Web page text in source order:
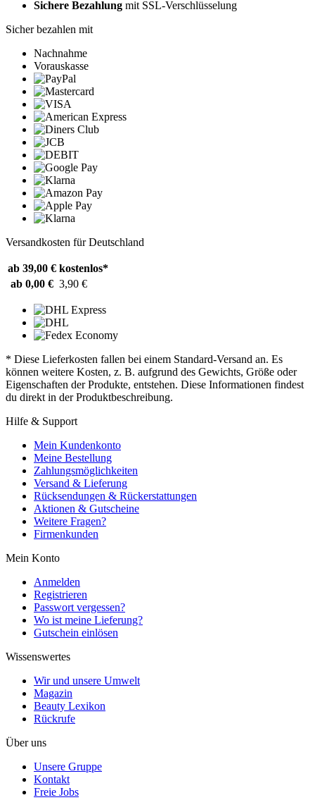
Sichere Bezahlung mit SSL-Verschlüsselung
Sicher bezahlen mit
Nachnahme
Vorauskasse
Versandkosten für Deutschland
ab 39,00 € kostenlos*
ab 0,00 € 3,90 €
* Diese Lieferkosten fallen bei einem Standard-Versand an. Es
können weitere Kosten, z. B. aufgrund des Gewichts, Größe oder
Eigenschaften der Produkte, entstehen. Diese Informationen findest
du direkt in der Produktbeschreibung.
Hilfe & Support
Mein Kundenkonto
Meine Bestellung
Zahlungsmöglichkeiten
Versand & Lieferung
Rücksendungen & Rückerstattungen
Aktionen & Gutscheine
Weitere Fragen?
Firmenkunden
Mein Konto
Anmelden
Registrieren
Passwort vergessen?
Wo ist meine Lieferung?
Gutschein einlösen
Wissenswertes
Wir und unsere Umwelt
Magazin
Beauty Lexikon
Rückrufe
Über uns
Unsere Gruppe
Kontakt
Freie Jobs